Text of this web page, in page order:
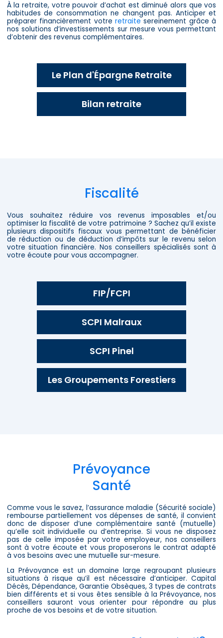
À la retraite, votre pouvoir d’achat est diminué alors que vos
habitudes de consommation ne changent pas. Anticiper et
préparer financièrement votre retraite sereinement grâce à
nos solutions d’investissements sur mesure vous permettant
d’obtenir des revenus complémentaires.
Le Plan d'Épargne Retraite
Bilan retraite
Fiscalité
Vous souhaitez réduire vos revenus imposables et/ou
optimiser la fiscalité de votre patrimoine ? Sachez qu’il existe
plusieurs dispositifs fiscaux vous permettant de bénéficier
de réduction ou de déduction d’impôts sur le revenu selon
votre situation financière. Nos conseillers spécialisés sont à
votre écoute pour vous accompagner.
FIP/FCPI
SCPI Malraux
SCPI Pinel
Les Groupements Forestiers
Prévoyance
Santé
Comme vous le savez, l’assurance maladie (Sécurité sociale)
rembourse partiellement vos dépenses de santé, il convient
donc de disposer d’une complémentaire santé (mutuelle)
qu’elle soit individuelle ou d’entreprise. Si vous ne disposez
pas de celle imposée par votre employeur, nos conseillers
sont à votre écoute et vous proposerons le contrat adapté
à vos besoins avec une mutuelle sur-mesure.
La Prévoyance est un domaine large regroupant plusieurs
situations à risque qu’il est nécessaire d’anticiper. Capital
Décès, Dépendance, Garantie Obsèques, 3 types de contrats
bien différents et si vous êtes sensible à la Prévoyance, nos
conseillers sauront vous orienter pour répondre au plus
proche de vos besoins et de votre situation.